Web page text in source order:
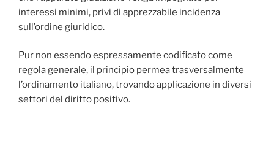
interessi minimi, privi di apprezzabile incidenza
sull’ordine giuridico.
Pur non essendo espressamente codificato come
regola generale, il principio permea trasversalmente
l’ordinamento italiano, trovando applicazione in diversi
settori del diritto positivo.